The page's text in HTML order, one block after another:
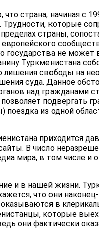
страна, начиная с
Трудности, которые
страны,
государства не может
Туркменистана
лишения свободы на
суда. Данное
над гражданами
подвергать
из одной
приходится
В число
мира, в том числе и
и в нашей жизни.
что они
в
которые
они фактически